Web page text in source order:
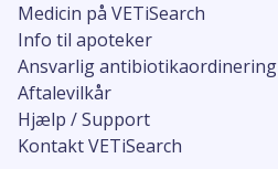
Medicin på VETiSearch
Info til apoteker
Ansvarlig antibiotikaordinering
Aftalevilkår
Hjælp / Support
Kontakt VETiSearch